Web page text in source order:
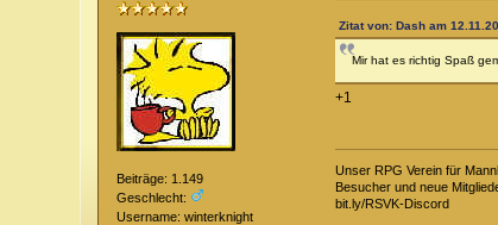
Beiträge: 1.149
Geschlecht:
Username: winterknight
Zitat von: Dash am
Mir hat es richtig Spaß
+1
Unser RPG Verein für
Besucher und neue
bit.ly/RSVK-Discord